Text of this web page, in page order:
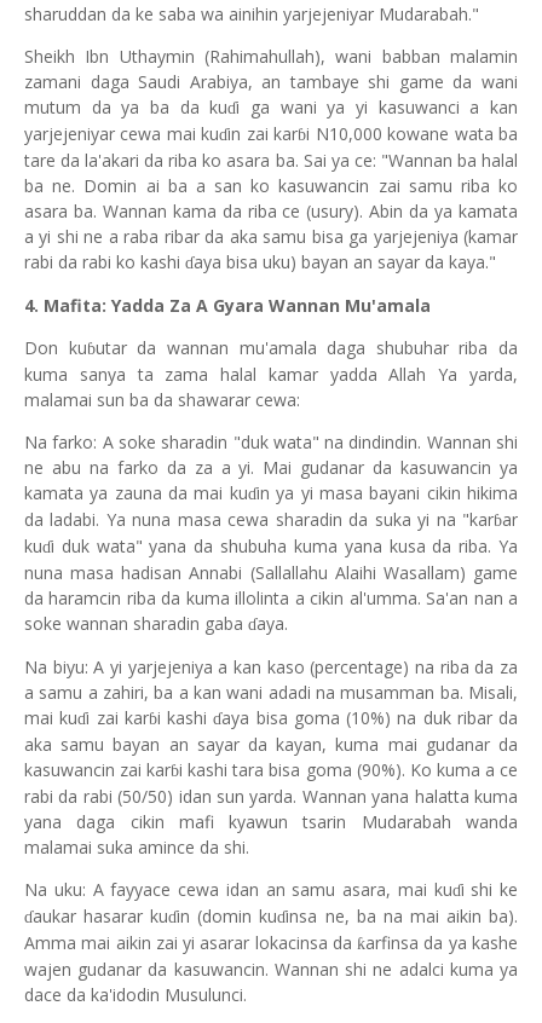
sharuddan da ke saba wa ainihin yarjejeniyar Mudarabah."
Sheikh Ibn Uthaymin (Rahimahullah), wani babban malamin
zamani daga Saudi Arabiya, an tambaye shi game da wani
mutum da ya ba da kuɗi ga wani ya yi kasuwanci a kan
yarjejeniyar cewa mai kuɗin zai karɓi N10,000 kowane wata ba
tare da la'akari da riba ko asara ba. Sai ya ce: "Wannan ba halal
ba ne. Domin ai ba a san ko kasuwancin zai samu riba ko
asara ba. Wannan kama da riba ce (usury). Abin da ya kamata
a yi shi ne a raba ribar da aka samu bisa ga yarjejeniya (kamar
rabi da rabi ko kashi ɗaya bisa uku) bayan an sayar da kaya."
4. Mafita: Yadda Za A Gyara Wannan Mu'amala
Don kuɓutar da wannan mu'amala daga shubuhar riba da
kuma sanya ta zama halal kamar yadda Allah Ya yarda,
malamai sun ba da shawarar cewa:
Na farko: A soke sharadin "duk wata" na dindindin. Wannan shi
ne abu na farko da za a yi. Mai gudanar da kasuwancin ya
kamata ya zauna da mai kuɗin ya yi masa bayani cikin hikima
da ladabi. Ya nuna masa cewa sharadin da suka yi na "karɓar
kuɗi duk wata" yana da shubuha kuma yana kusa da riba. Ya
nuna masa hadisan Annabi (Sallallahu Alaihi Wasallam) game
da haramcin riba da kuma illolinta a cikin al'umma. Sa'an nan a
soke wannan sharadin gaba ɗaya.
Na biyu: A yi yarjejeniya a kan kaso (percentage) na riba da za
a samu a zahiri, ba a kan wani adadi na musamman ba. Misali,
mai kuɗi zai karɓi kashiɗaya bisa goma (10%) na duk ribar da
aka samu bayan an sayar da kayan, kuma mai gudanar da
kasuwancin zai karɓi kashi tara bisa goma (90%). Ko kuma a ce
rabi da rabi (50/50) idan sun yarda. Wannan yana halatta kuma
yana daga cikin mafi kyawun tsarin Mudarabah wanda
malamai suka amince da shi.
Na uku: A fayyace cewa idan an samu asara, mai kuɗi shi ke
ɗaukar hasarar kuɗin (domin kuɗinsa ne, ba na mai aikin ba).
Amma mai aikin zai yi asarar lokacinsa daƙarfinsa da ya kashe
wajen gudanar da kasuwancin. Wannan shi ne adalci kuma ya
dace da ka'idodin Musulunci.